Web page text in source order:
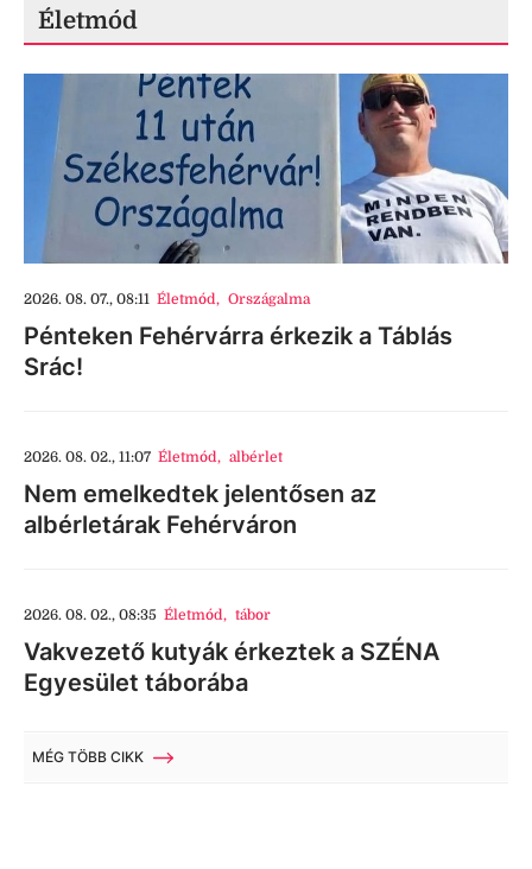
Életmód
2026. 08. 07., 08:11 Életmód, Országalma
Pénteken Fehérvárra érkezik a Táblás
Srác!
2026. 08. 02., 11:07 Életmód, albérlet
Nem emelkedtek jelentősen az
albérletárak Fehérváron
2026. 08. 02., 08:35 Életmód, tábor
Vakvezető kutyák érkeztek a SZÉNA
Egyesület táborába
MÉG TÖBB CIKK